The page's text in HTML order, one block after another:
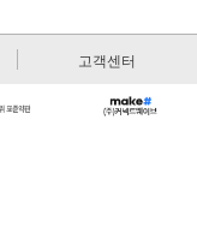
고객센터